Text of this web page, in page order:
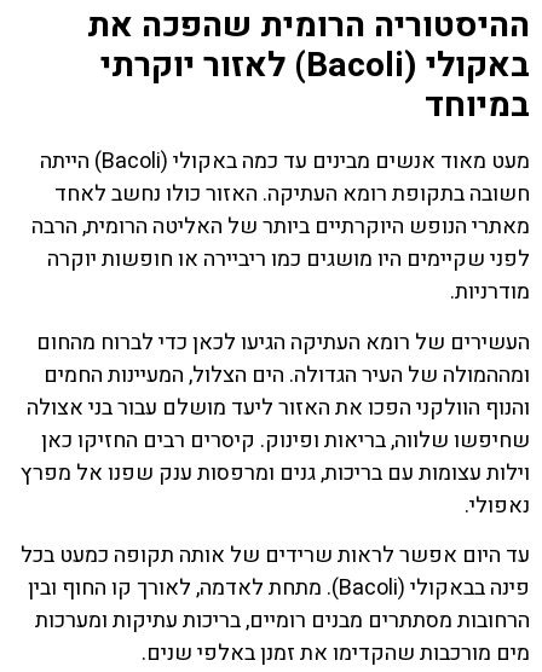
ההיסטוריה הרומית שהפכה את
באקולי (Bacoli) לאזור יוקרתי
במיוחד
מעט מאוד אנשים מבינים עד כמה באקולי (Bacoli) הייתה
חשובה בתקופת רומא העתיקה. האזור כולו נחשב לאחד
מאתרי הנופש היוקרתיים ביותר של האליטה הרומית, הרבה
לפני שקיימים היו מושגים כמו ריביירה או חופשות יוקרה
מודרניות.
העשירים של רומא העתיקה הגיעו לכאן כדי לברוח מהחום
ומההמולה של העיר הגדולה. הים הצלול, המעיינות החמים
והנוף הוולקני הפכו את האזור ליעד מושלם עבור בני אצולה
שחיפשו שלווה, בריאות ופינוק. קיסרים רבים החזיקו כאן
וילות עצומות עם בריכות, גנים ומרפסות ענק שפנו אל מפרץ
נאפולי.
עד היום אפשר לראות שרידים של אותה תקופה כמעט בכל
פינה בבאקולי (Bacoli). מתחת לאדמה, לאורך קו החוף ובין
הרחובות מסתתרים מבנים רומיים, בריכות עתיקות ומערכות
מים מורכבות שהקדימו את זמנן באלפי שנים.